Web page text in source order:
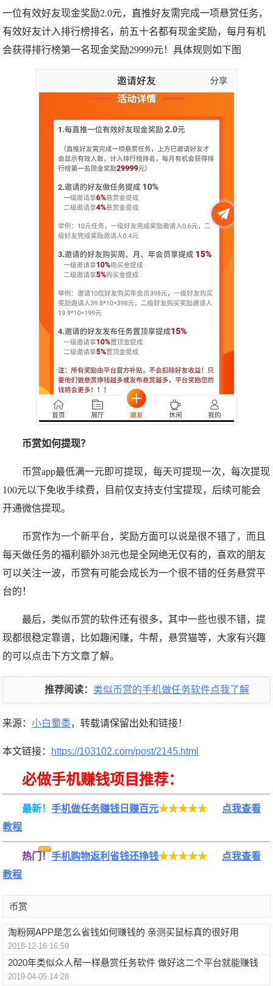
一位有效好友现金奖励2.0元，直推好友需完成一项悬赏任务，
有效好友计入排行榜排名，前五十名都有现金奖励，每月有机
会获得排行榜第一名现金奖励29999元！具体规则如下图
币赏如何提现？
币赏app最低满一元即可提现，每天可提现一次，每次提现
100元以下免收手续费，目前仅支持支付宝提现，后续可能会
开通微信提现。
币赏作为一个新平台，奖励方面可以说是很不错了，而且
每天做任务的福利额外38元也是全网绝无仅有的，喜欢的朋友
可以关注一波，币赏有可能会成长为一个很不错的任务悬赏平
台的！
最后，类似币赏的软件还有很多，其中一些也很不错，提
现都很稳定靠谱，比如趣闲赚，牛帮，悬赏猫等，大家有兴趣
的可以点击下方文章了解。
推荐阅读： 类似币赏的手机做任务软件点我了解
来源：小白蜀黍，转载请保留出处和链接！
本文链接： https://103102.com/post/2145.html
必做手机赚钱项目推荐：
最新！手机做任务赚钱日赚百元★★★★★
点我查看
教程
热门！手机购物返利省钱还挣钱★★★★★
点我查看
教程
币赏
淘粉网APP是怎么省钱如何赚钱的 亲测买鼠标真的很好用
2018-12-16 16:59
2020年类似众人帮一样悬赏任务软件 做好这二个平台就能赚钱
2019-04-05 14:28